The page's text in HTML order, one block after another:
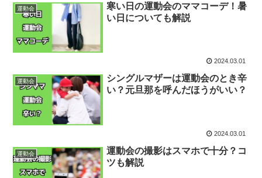
運動会
寒い日の運動会のママコーデ！暑
い日についても解説
2024.03.01
運動会
シングルマザーは運動会のとき辛
い？元旦那を呼んだほうがいい？
2024.03.01
運動会
運動会の撮影はスマホで十分？コ
ツも解説